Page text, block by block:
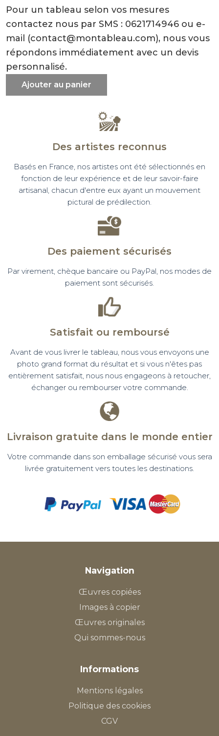
Pour un tableau selon vos mesures
contactez nous par SMS : 0621714946 ou e-
mail (contact@montableau.com), nous vous
répondons immédiatement avec un devis
personnalisé.
Ajouter au panier
Des artistes reconnus
Basés en France, nos artistes ont été sélectionnés en
fonction de leur expérience et de leur savoir-faire
artisanal, chacun d'entre eux ayant un mouvement
pictural de prédilection.
Des paiement sécurisés
Par virement, chèque bancaire ou PayPal, nos modes de
paiement sont sécurisés.
Satisfait ou remboursé
Avant de vous livrer le tableau, nous vous envoyons une
photo grand format du résultat et si vous n'êtes pas
entièrement satisfait, nous nous engageons à retoucher,
échanger ou rembourser votre commande.
Livraison gratuite dans le monde entier
Votre commande dans son emballage sécurisé vous sera
livrée gratuitement vers toutes les destinations.
Navigation
Œuvres copiées
Images à copier
Œuvres originales
Qui sommes-nous
Informations
Mentions légales
Politique des cookies
CGV